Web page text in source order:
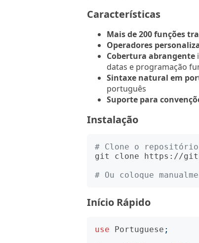
Características
Mais de 200 funções
Operadores
Cobertura abrangente
datas e programação
Sintaxe natural em
português
Suporte para
Instalação
# Clone o repositório
git clone https://
# Ou coloque
Início Rápido
use Portuguese ;